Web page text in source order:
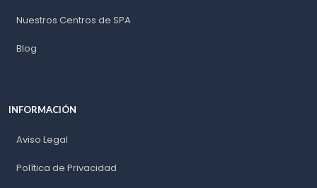
Nuestros Centros de SPA
Blog
INFORMACIÓN
Aviso Legal
Política de Privacidad